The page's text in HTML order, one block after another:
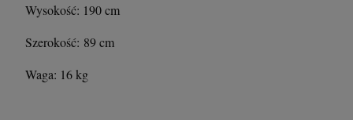
Wysokość: 190 cm
Szerokość: 89 cm
Waga: 16 kg